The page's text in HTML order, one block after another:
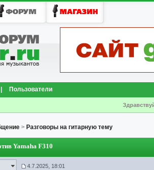
Пользователи
> Разговоры на гитарную тему
Yamaha F310
4.7.2025, 18:01